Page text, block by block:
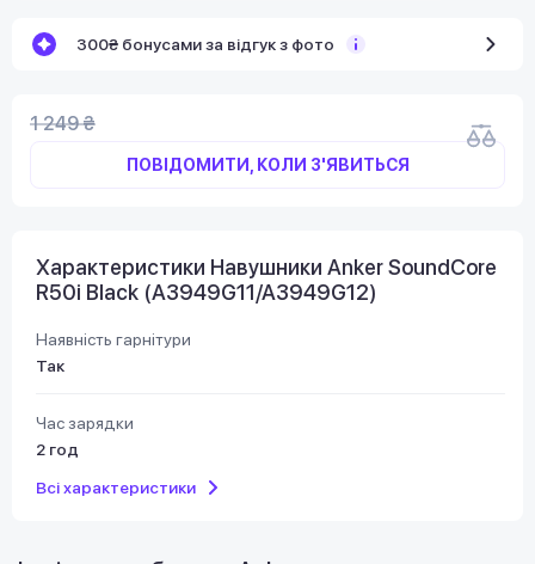
300₴ бонусами за відгук з фото
1 249 ₴
ПОВІДОМИТИ, КОЛИ З'ЯВИТЬСЯ
Характеристики Навушники Anker SoundCore
R50i Black (A3949G11/A3949G12)
Наявність гарнітури
Так
Час зарядки
2 год
Всі характеристики